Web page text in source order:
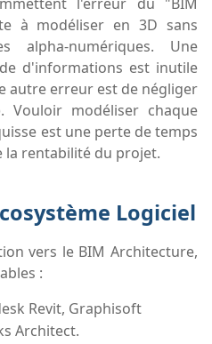
à modéliser en 3D sans
alpha-numériques. Une
d'informations est inutile
autre erreur est de négliger
Vouloir modéliser chaque
est une perte de temps
rentabilité du projet.
Logiciel
vers le BIM Architecture,
:
Revit, Graphisoft
Architect.